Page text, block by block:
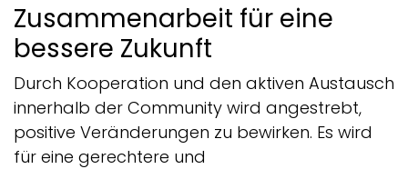
Zusammenarbeit für eine
bessere Zukunft
Durch Kooperation und den aktiven Austausch
innerhalb der Community wird angestrebt,
positive Veränderungen zu bewirken. Es wird
für eine gerechtere und